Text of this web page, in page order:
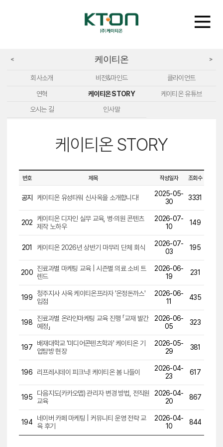
< 케이티온 >
회사소개 비전&마인드
클라이언트
연혁
케이티온 STORY
케이티온 유튜브
오시는 길
인사말
케이티온 STORY
번호 제목 작성일자 조회수
공지 케이티온 유성타워 신사옥을 소개합니다!
2025-05-
30
3331
202
케이티온 디자인 실무 교육, 병·의원 콘텐츠
제작 노하우
2026-07-
10
149
201 케이티온 2026년 상반기 마무리 단체 회식
2026-07-
03
195
200 진료과별 마케팅 교육 | 시즌별 의료 소비 트
렌드
2026-06-
19
231
199
청주지사 사옥 케이티온프라자 '온정돈까스'
입점
2026-06-
11
435
198
진료과별 온라인마케팅 교육 진행 「교재 발간
예정」
2026-06-
05
323
197
배재대학교 '미디어콘텐츠학과' 케이티온 기
업탐방 현장
2026-05-
29
381
196 리프레시데이 피크닉! 케이티온 봄 나들이
2026-04-
23
617
195
다음지도(카카오맵) 관리자 변경 방법, 전직원
교육
2026-04-
20
867
194
네이버 카페 마케팅 | 커뮤니티 운영 전략 교
육 후기
2026-04-
10
844